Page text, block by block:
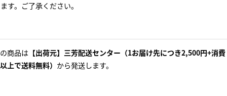
す。ご了承ください。
商品は 【出荷元】三芳配送センター（1お届け先につき2,500円+消費
上で送料無料） から発送します。